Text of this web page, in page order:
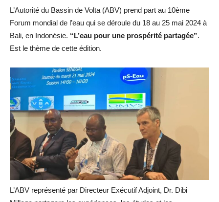
L’Autorité du Bassin de Volta (ABV) prend part au 10ème
Forum mondial de l’eau qui se déroule du 18 au 25 mai 2024 à
Bali, en Indonésie. “L’eau pour une prospérité partagée”.
Est le thème de cette édition.
L’ABV représenté par Directeur Exécutif Adjoint, Dr. Dibi